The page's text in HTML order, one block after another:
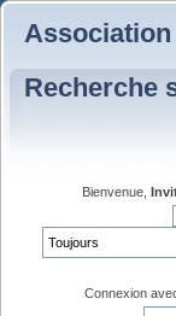
Recherche
Bienvenue,
Connexion